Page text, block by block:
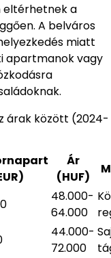
eltérhetnek a
A belváros
miatt
apartmanok vagy
árak között (2024-
Ár
(HUF)
48.000-
64.000
44.000-
72.000